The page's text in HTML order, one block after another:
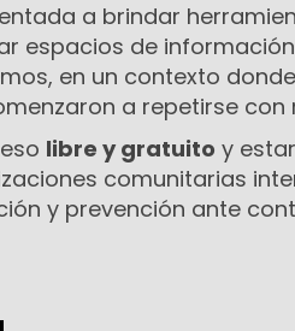
a brindar
espacios de
en un contexto
a repetirse
libre y gratuito y
comunitarias
y prevención ante